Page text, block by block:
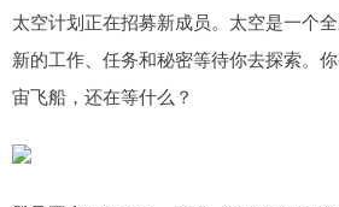
太空计划正在招募新成员。太空是一个
新的工作、任务和秘密等待你去探索。
宙飞船，还在等什么？